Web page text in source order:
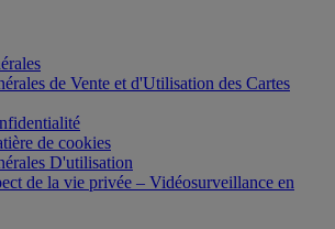
de Vente et d'Utilisation des Cartes
de cookies
D'utilisation
de la vie privée – Vidéosurveillance en